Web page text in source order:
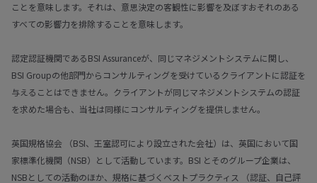
ことを意味します。それは、意思決定の客観性に影響を及ぼすおそれのある
すべての影響力を排除することを意味します。
認定認証機関であるBSI Assuranceが、同じマネジメントシステムに関し、
BSI Groupの他部門からコンサルティングを受けているクライアントに認証を
与えることはできません。クライアントが同じマネジメントシステムの認証
を求めた場合も、当社は同様にコンサルティングを提供しません。
英国規格協会 （BSI、王室認可により設立された会社）は、英国において国
家標準化機関（NSB）として活動しています。BSI とそのグループ企業は、
NSBとしての活動のほか、規格に基づくベストプラクティス （認証、自己評